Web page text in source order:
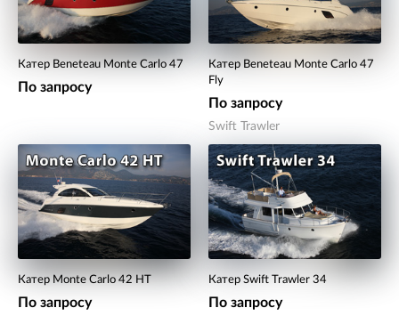
Катер Beneteau Monte Carlo 47
По запросу
Катер Beneteau Monte Carlo 47
Fly
По запросу
Катер Monte Carlo 42 HT
По запросу
Swift Trawler
Катер Swift Trawler 34
По запросу